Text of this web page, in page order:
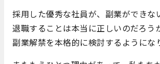
採用した優秀な社員が、副業ができな
退職することは本当に正しいのだろう
副業解禁を本格的に検討するようにな